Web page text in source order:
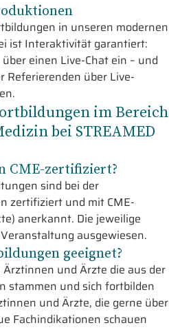
in unseren modernen
ist Interaktivität garantiert:
einen Live-Chat ein – und
Referierenden über Live-
im Bereich
bei STREAMED
CME-zertifiziert?
sind bei der
zertifiziert und mit CME-
anerkannt. Die jeweilige
ausgewiesen.
geeignet?
und Ärzte die aus der
stammen und sich fortbilden
und Ärzte, die gerne über
Fachindikationen schauen